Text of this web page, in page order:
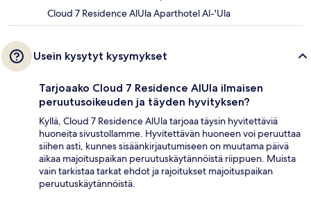
Cloud 7 Residence AlUla Aparthotel Al-'Ula
Usein kysytyt kysymykset
Tarjoaako Cloud 7 Residence AlUla ilmaisen
peruutusoikeuden ja täyden hyvityksen?
Kyllä, Cloud 7 Residence AlUla tarjoaa täysin hyvitettäviä
huoneita sivustollamme. Hyvitettävän huoneen voi peruuttaa
siihen asti, kunnes sisäänkirjautumiseen on muutama päivä
aikaa majoituspaikan peruutuskäytännöistä riippuen. Muista
vain tarkistaa tarkat ehdot ja rajoitukset majoituspaikan
peruutuskäytännöistä.